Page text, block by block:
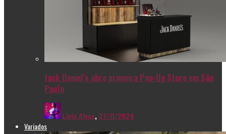
Jack Daniel’s abre primeira Pop-Up Store em São
Paulo
Livia Alves, 27/11/2024
Variados